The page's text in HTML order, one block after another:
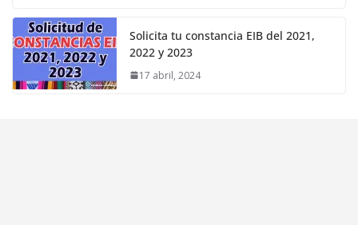
Solicita tu constancia EIB del 2021,
2022 y 2023
17 abril, 2024